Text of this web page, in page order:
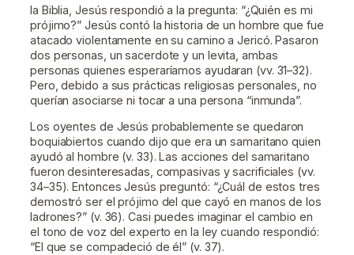
la Biblia, Jesús respondió a la pregunta: “¿Quién es mi
prójimo?” Jesús contó la historia de un hombre que fue
atacado violentamente en su camino a Jericó. Pasaron
dos personas, un sacerdote y un levita, ambas
personas quienes esperaríamos ayudaran (vv. 31–32).
Pero, debido a sus prácticas religiosas personales, no
querían asociarse ni tocar a una persona “inmunda”.
Los oyentes de Jesús probablemente se quedaron
boquiabiertos cuando dijo que era un samaritano quien
ayudó al hombre (v. 33). Las acciones del samaritano
fueron desinteresadas, compasivas y sacrificiales (vv.
34–35). Entonces Jesús preguntó: “¿Cuál de estos tres
demostró ser el prójimo del que cayó en manos de los
ladrones?” (v. 36). Casi puedes imaginar el cambio en
el tono de voz del experto en la ley cuando respondió:
“El que se compadeció de él” (v. 37).